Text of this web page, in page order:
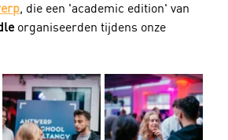
, die een 'academic edition' van
organiseerden tijdens onze